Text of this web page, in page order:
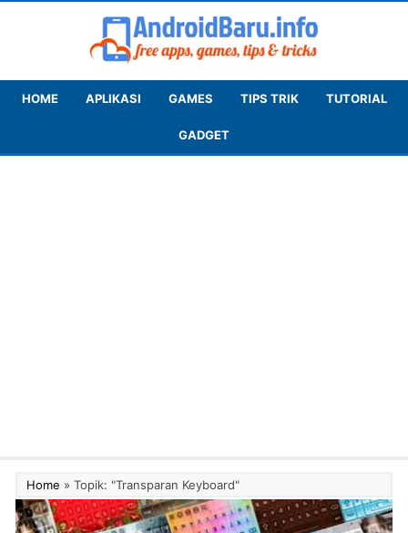
HOME APLIKASI GAMES TIPS TRIK TUTORIAL
GADGET
Home » Topik: "Transparan Keyboard"